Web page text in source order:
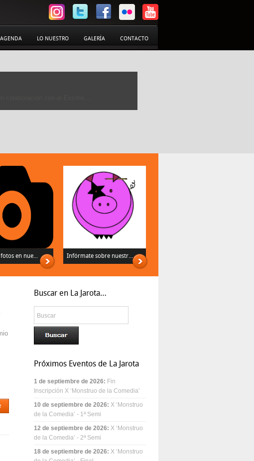
AGENDA LO NUESTRO GALERÍA CONTACTO
fotos en nue... Infórmate sobre nuestr...
Buscar en La Jarota…
Próximos Eventos de La Jarota
1 de septiembre de 2026: Fin
Inscripción X ‘Monstruo de la Comedia’
10 de septiembre de 2026: X ‘Monstruo
de la Comedia’ - 1ª Semi
12 de septiembre de 2026: X ‘Monstruo
de la Comedia’ - 2ª Semi
18 de septiembre de 2026: X ‘Monstruo